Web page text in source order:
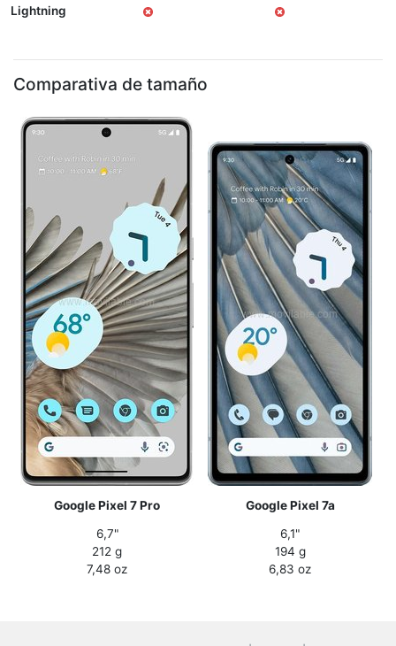
Lightning
Comparativa de tamaño
Google Pixel 7 Pro
Google Pixel 7a
6,7"
212 g
7,48 oz
6,1"
194 g
6,83 oz